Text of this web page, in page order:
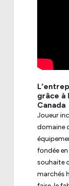
grâce à
Canada
Joueur
domaine
fondée en
souhaite
marchés